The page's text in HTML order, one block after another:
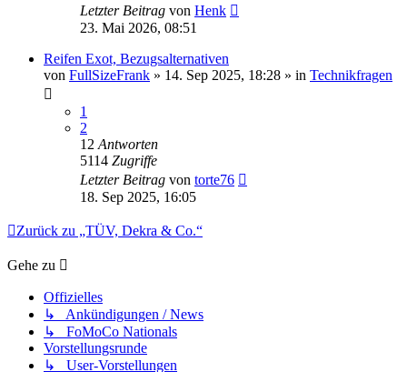
Letzter Beitrag von Henk
23. Mai 2026, 08:51
Reifen Exot, Bezugsalternativen
von FullSizeFrank » 14. Sep 2025, 18:28 » in Technikfragen
1
2
12 Antworten
5114 Zugriffe
Letzter Beitrag von torte76
18. Sep 2025, 16:05
Zurück zu „TÜV, Dekra & Co.“
Gehe zu
Offizielles
↳ Ankündigungen / News
↳ FoMoCo Nationals
Vorstellungsrunde
↳ User-Vorstellungen